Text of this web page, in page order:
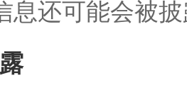
息还可能会被